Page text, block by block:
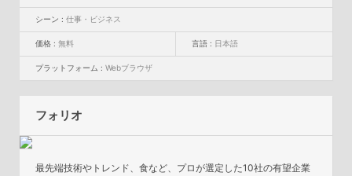
シーン :仕事・ビジネス
価格 :無料 言語 : 日本語
プラットフォーム :Webブラウザ
フォリオ
最先端技術やトレンド、食など、プロが選定した10社の有望企業